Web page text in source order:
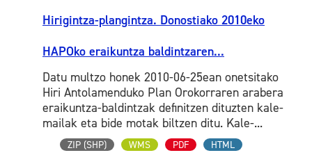
Hirigintza-plangintza. Donostiako 2010eko
HAPOko eraikuntza baldintzaren...
Datu multzo honek 2010-06-25ean onetsitako
Hiri Antolamenduko Plan Orokorraren arabera
eraikuntza-baldintzak definitzen dituzten kale-
mailak eta bide motak biltzen ditu. Kale-...
ZIP (SHP) WMS PDF HTML